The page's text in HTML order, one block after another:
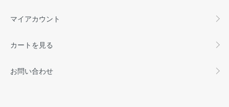
マイアカウント
カートを見る
お問い合わせ